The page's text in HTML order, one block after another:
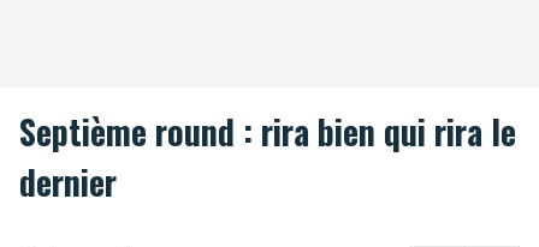
Septième round : rira bien qui rira le
dernier